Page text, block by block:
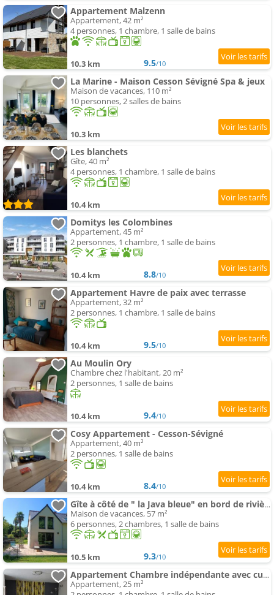
Appartement Malzenn
Appartement, 42 m²
4 personnes, 1 chambre, 1 salle de bains
10.3 km 9.5/10
La Marine - Maison Cesson Sévigné Spa & jeux
Maison de vacances, 110 m²
10 personnes, 2 salles de bains
10.3 km
Les blanchets
Gîte, 40 m²
4 personnes, 1 chambre, 1 salle de bains
10.4 km
Domitys les Colombines
Appartement, 45 m²
2 personnes, 1 chambre, 1 salle de bains
10.4 km 8.8/10
Appartement Havre de paix avec terrasse
Appartement, 32 m²
2 personnes, 1 chambre, 1 salle de bains
10.4 km 9.5/10
Au Moulin Ory
Chambre chez l'habitant, 20 m²
2 personnes, 1 salle de bains
10.4 km 9.4/10
Cosy Appartement - Cesson-Sévigné
Appartement, 40 m²
2 personnes, 1 salle de bains
10.4 km 8.4/10
Gîte à côté de " la Java bleue" en bord de rivière
Maison de vacances, 57 m²
6 personnes, 2 chambres, 1 salle de bains
10.5 km 9.3/10
Appartement Chambre indépendante avec cuisinette
Appartement, 25 m²